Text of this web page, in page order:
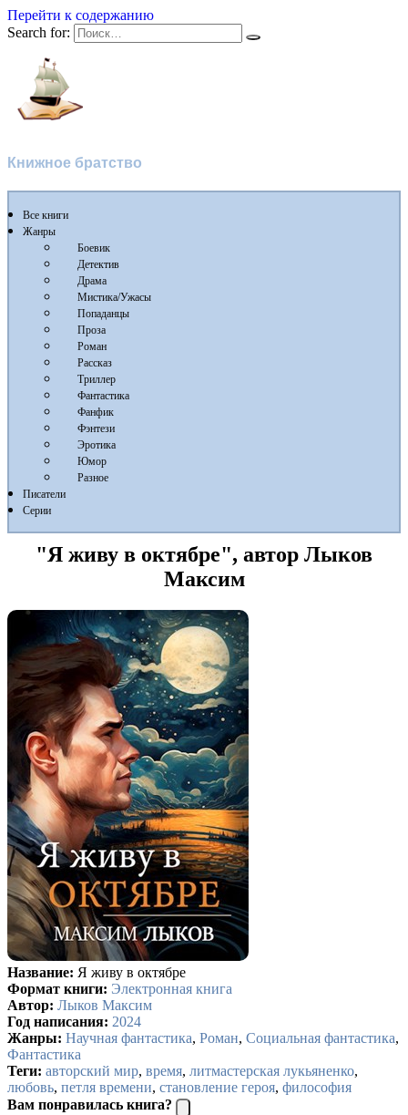
Перейти к содержанию
Search for:
Книжное братство
Все книги
Жанры
Боевик
Детектив
Драма
Мистика/Ужасы
Попаданцы
Проза
Роман
Рассказ
Триллер
Фантастика
Фанфик
Фэнтези
Эротика
Юмор
Разное
Писатели
Серии
"Я живу в октябре", автор Лыков
Максим
Название: Я живу в октябре
Формат книги: Электронная книга
Автор: Лыков Максим
Год написания: 2024
Жанры: Научная фантастика, Роман, Социальная фантастика,
Фантастика
Теги: авторский мир, время, литмастерская лукьяненко,
любовь, петля времени, становление героя, философия
Вам понравилась книга?